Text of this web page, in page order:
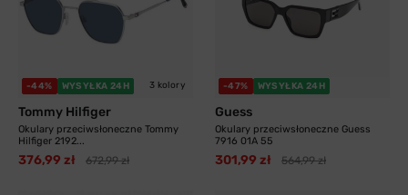
-44% WYSYŁKA 24H 3 kolory
Tommy Hilfiger
Okulary przeciwsłoneczne Tommy
Hilfiger 2192...
376,99 zł 672,99 zł
-47% WYSYŁKA 24H
Guess
Okulary przeciwsłoneczne Guess
7916 01A 55
301,99 zł 564,99 zł